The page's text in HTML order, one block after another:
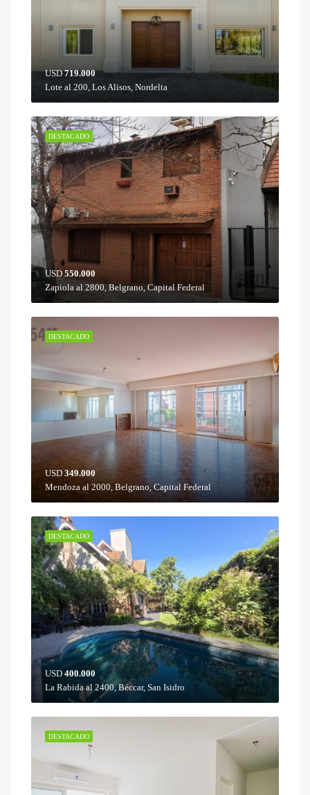
USD719.000
Lote al 200, Los Alisos, Nordelta
DESTACADO
USD 550.000
Zapiola al 2800, Belgrano, Capital Federal
DESTACADO
USD349.000
Mendoza al 2000, Belgrano, Capital Federal
DESTACADO
USD 400.000
La Rabida al 2400, Béccar, San Isidro
DESTACADO